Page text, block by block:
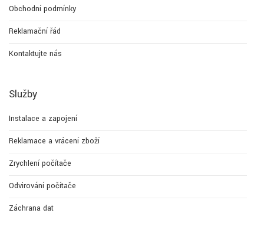
Obchodní podmínky
Reklamační řád
Kontaktujte nás
Služby
Instalace a zapojení
Reklamace a vrácení zboží
Zrychlení počítače
Odvirování počítače
Záchrana dat